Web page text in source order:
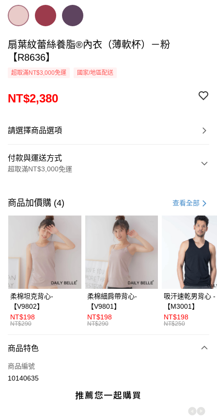
扇葉紋蕾絲養脂®內衣（薄軟杯）－粉
【R8636】
超取滿NT$3,000免運 國家/地區配送
NT$2,380
請選擇商品選項
付款與運送方式
超取滿NT$3,000免運
信用卡一次付款
信用卡分期付款
3 期 0 利率 每期 21家銀行
合作金庫商業銀行
第一商業銀行
華南商業銀行
上海商業儲蓄銀行
台北富邦商業銀行
國泰世華商業銀行
兆豐國際商業銀行
臺灣中小企業銀行
台中商業銀行
匯豐（台灣）商業銀行
華泰商業銀行
聯邦商業銀行
元大商業銀行
台灣樂天信用卡公司
超商取貨付款
LINE Pay
Apple Pay
街口支付
ATM付款
運送方式
全家付款取貨
每筆NT$70，滿NT$3,000(含以上)免運費
商品加價購 (4) 查看全部
柔棉坦克背心-
【V9802】
NT$198
NT$290
柔棉細肩帶背心-
【V9801】
NT$198
NT$290
吸汗速乾男背心 -
【M3001】
NT$198
NT$250
商品特色
商品編號
10140635